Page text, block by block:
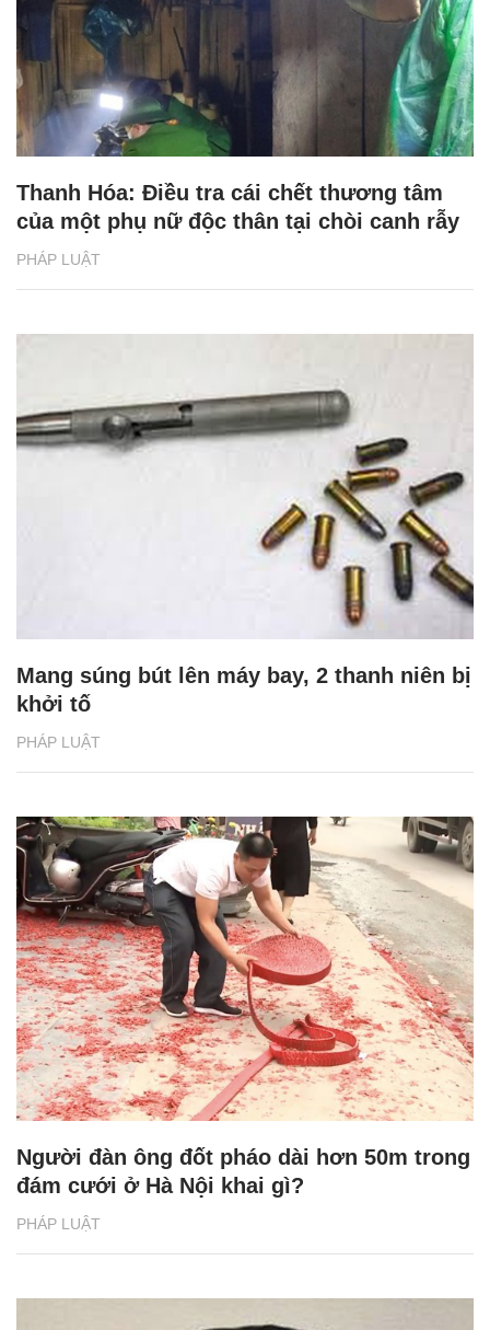
PHÁP LUẬT
Thanh Hóa: Điều tra cái chết thương tâm
của một phụ nữ độc thân tại chòi canh rẫy
PHÁP LUẬT
Mang súng bút lên máy bay, 2 thanh niên bị
khởi tố
PHÁP LUẬT
Người đàn ông đốt pháo dài hơn 50m trong
đám cưới ở Hà Nội khai gì?